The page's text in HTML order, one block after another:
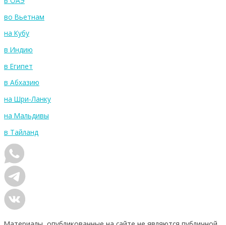
во Вьетнам
на Кубу
в Индию
в Египет
в Абхазию
на Шри-Ланку
на Мальдивы
в Тайланд